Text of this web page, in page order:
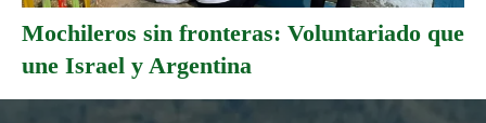
Mochileros sin fronteras: Voluntariado que
une Israel y Argentina